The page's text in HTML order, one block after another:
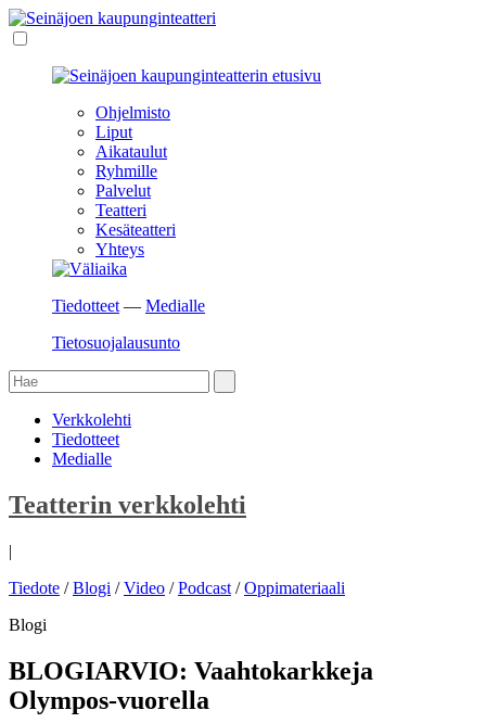
Ohjelmisto
Liput
Aikataulut
Ryhmille
Palvelut
Teatteri
Kesäteatteri
Yhteys
Tiedotteet — Medialle
Tietosuojalausunto
Verkkolehti
Tiedotteet
Medialle
Teatterin verkkolehti
|
Tiedote /Blogi /Video /Podcast /Oppimateriaali
Blogi
BLOGIARVIO: Vaahtokarkkeja
Olympos-vuorella